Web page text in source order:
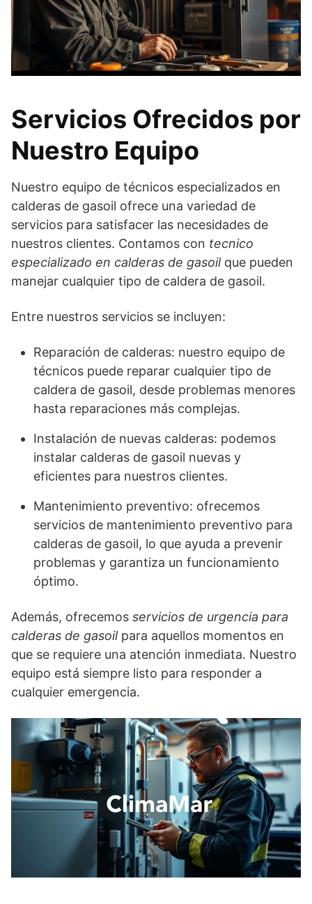
Servicios Ofrecidos por
Nuestro Equipo
Nuestro equipo de técnicos especializados en
calderas de gasoil ofrece una variedad de
servicios para satisfacer las necesidades de
nuestros clientes. Contamos con tecnico
especializado en calderas de gasoilque pueden
manejar cualquier tipo de caldera de gasoil.
Entre nuestros servicios se incluyen:
Reparación de calderas: nuestro equipo de
técnicos puede reparar cualquier tipo de
caldera de gasoil, desde problemas menores
hasta reparaciones más complejas.
Instalación de nuevas calderas: podemos
instalar calderas de gasoil nuevas y
eficientes para nuestros clientes.
Mantenimiento preventivo: ofrecemos
servicios de mantenimiento preventivo para
calderas de gasoil, lo que ayuda a prevenir
problemas y garantiza un funcionamiento
óptimo.
Además, ofrecemos servicios de urgencia para
calderas de gasoilpara aquellos momentos en
que se requiere una atención inmediata. Nuestro
equipo está siempre listo para responder a
cualquier emergencia.